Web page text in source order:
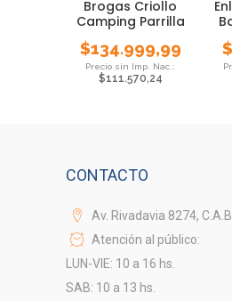
Brogas Criollo
Camping Parrilla
$134.999,99
$111.570,24
$
CONTACTO
Av. Rivadavia 8274,
Atención al público:
LUN-VIE: 10 a 16 hs.
SAB: 10 a 13 hs.